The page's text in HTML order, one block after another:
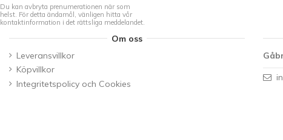
Du kan avbryta prenumerationen när som
helst. För detta ändamål, vänligen hitta vår
kontaktinformation i det rättsliga meddelandet.
Om oss
Leveransvillkor
Köpvillkor
Integritetspolicy och Cookies